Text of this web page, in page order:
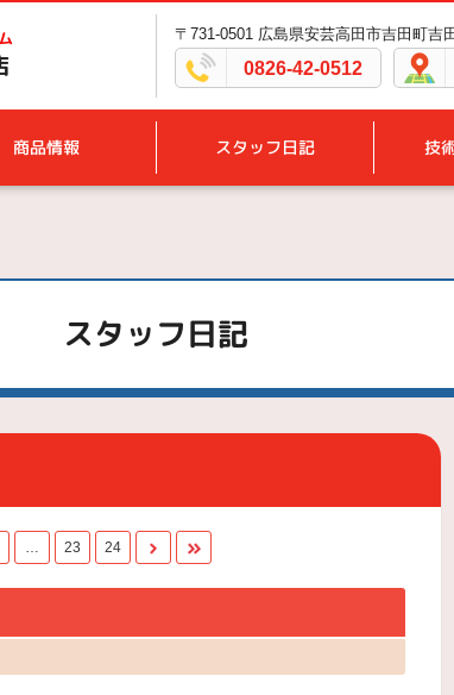
〒731-0501 広島県安芸高田市吉田町吉
0826-42-0512
商品情報 スタッフ日記 技
スタッフ日記
… 23 24